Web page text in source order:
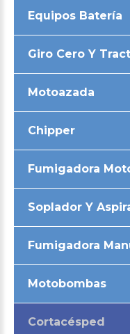
Equipos Batería
Giro Cero Y
Motoazada
Chipper
Fumigadora
Soplador Y
Fumigadora
Motobombas
Cortacésped